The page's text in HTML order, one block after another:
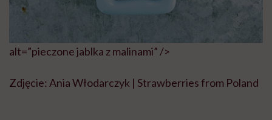
alt=”pieczone jablka z malinami” />
Zdjęcie: Ania Włodarczyk | Strawberries from Poland